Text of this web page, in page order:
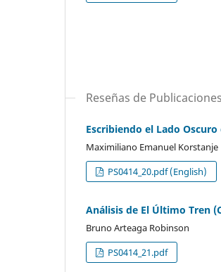
Reseñas de Publicaciones
Escribiendo el Lado
Maximiliano Emanuel Korstanje
PS0414_20.pdf (English)
Análisis de El Último Tren
Bruno Arteaga Robinson
PS0414_21.pdf